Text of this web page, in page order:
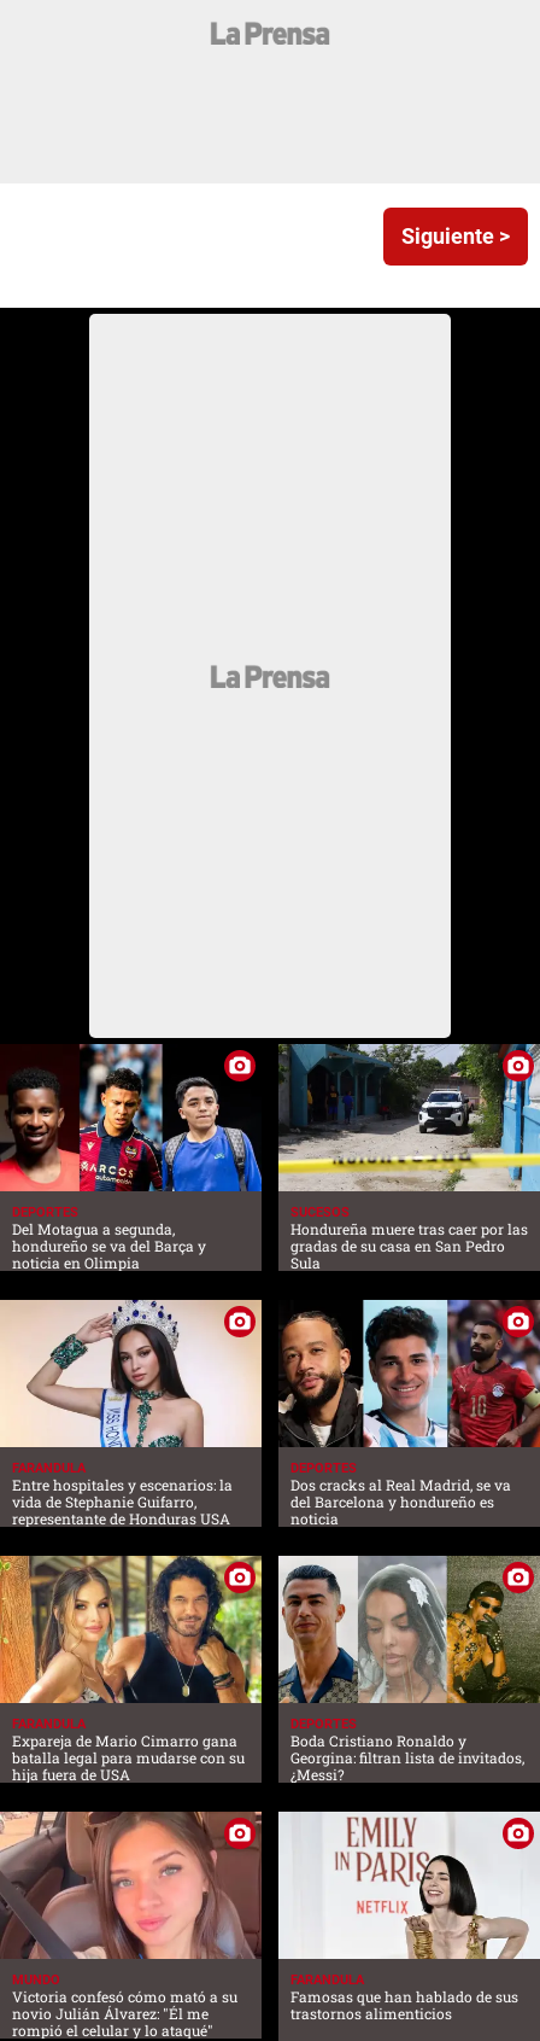
Siguiente >
DEPORTES
Del Motagua a segunda,
hondureño se va del Barça y
noticia en Olimpia
SUCESOS
Hondureña muere tras caer por las
gradas de su casa en San Pedro
Sula
FARANDULA
Entre hospitales y escenarios: la
vida de Stephanie Guifarro,
representante de Honduras USA
DEPORTES
Dos cracks al Real Madrid, se va
del Barcelona y hondureño es
noticia
FARANDULA
Expareja de Mario Cimarro gana
batalla legal para mudarse con su
hija fuera de USA
DEPORTES
Boda Cristiano Ronaldo y
Georgina: filtran lista de invitados,
¿Messi?
MUNDO
Victoria confesó cómo mató a su
novio Julián Álvarez: "Él me
rompió el celular y lo ataqué"
FARANDULA
Famosas que han hablado de sus
trastornos alimenticios